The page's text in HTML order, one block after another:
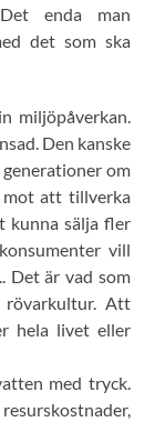
enda man
det som ska
miljöpåverkan.
Den kanske
om
mot att tillverka
kunna sälja fler
vill
Det är vad som
rövarkultur. Att
hela livet eller
med tryck.